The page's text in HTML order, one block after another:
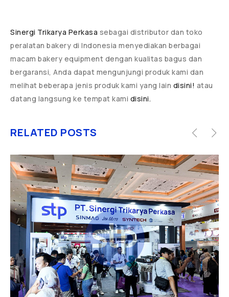
Sinergi Trikarya Perkasa sebagai distributor dan toko
peralatan bakery di Indonesia menyediakan berbagai
macam bakery equipment dengan kualitas bagus dan
bergaransi, Anda dapat mengunjungi produk kami dan
melihat beberapa jenis produk kami yang lain disini! atau
datang langsung ke tempat kami disini.
RELATED POSTS